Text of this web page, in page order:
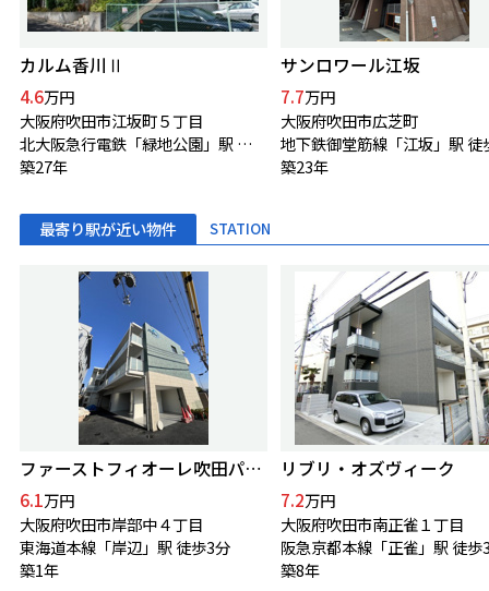
カルム香川Ⅱ
4.6万円
大阪府吹田市江坂町５丁目
北大阪急行電鉄「緑地公園」駅 徒歩10分
築27年
サンロワール江坂
7.7万円
大阪府吹田市広芝町
地下鉄御堂筋線「江坂」駅 徒
築23年
最寄り駅が近い物件 STATION
ファーストフィオーレ吹田パティオ
6.1万円
大阪府吹田市岸部中４丁目
東海道本線「岸辺」駅 徒歩3分
築1年
リブリ・オズヴィーク
7.2万円
大阪府吹田市南正雀１丁目
阪急京都本線「正雀」駅 徒歩
築8年